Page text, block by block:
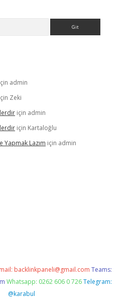
admin
Zeki
için admin
için Kartaloğlu
Yapmak Lazım için admin
backlinkpaneli@gmail.com Teams:
Whatsapp: 0262 606 0 726 Telegram:
@karabul